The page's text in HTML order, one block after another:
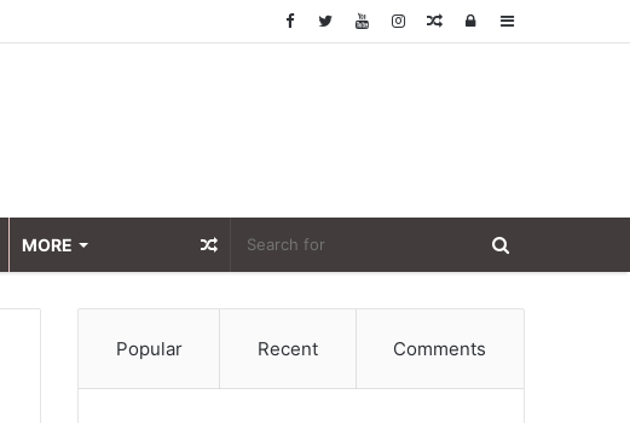
Sidebar
Log
Random
MORE Random
Popular Recent Comments